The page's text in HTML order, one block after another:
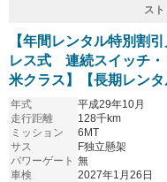
ス
【年間レンタル特別割
レス式 連続スイッチ・
米クラス】【長期レンタ
年式
平成29年10月
走行距離
128千km
ミッション
6MT
サス
F独立懸架
パワーゲート 無
車検
2027年1月26日